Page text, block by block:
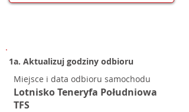
1a. Aktualizuj godziny odbioru
Miejsce i data odbioru samochodu
Lotnisko Teneryfa Południowa
TFS